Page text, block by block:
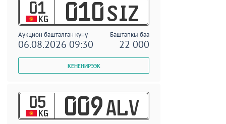
01
KG 010 SIZ
Аукцион башталган күнү Баштапкы баа
06.08.2026 09:30 22 000
05
KG 009 ALV